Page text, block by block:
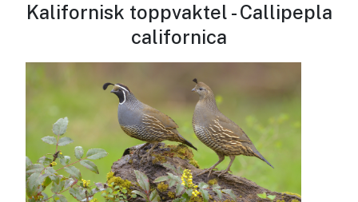
Kalifornisk toppvaktel - Callipepla
californica